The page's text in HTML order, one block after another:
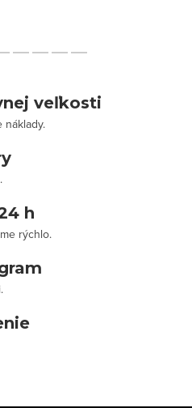
veľkosti
náklady.
h
rýchlo.